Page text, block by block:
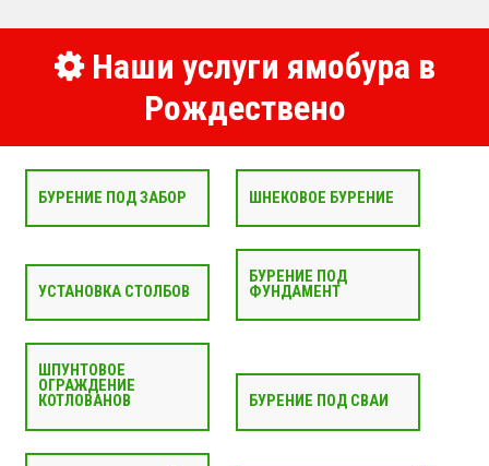
Наши услуги ямобура в
Рождествено
БУРЕНИЕ ПОД ЗАБОР ШНЕКОВОЕ БУРЕНИЕ
УСТАНОВКА СТОЛБОВ
БУРЕНИЕ ПОД
ФУНДАМЕНТ
ШПУНТОВОЕ
ОГРАЖДЕНИЕ
КОТЛОВАНОВ
БУРЕНИЕ ПОД СВАИ